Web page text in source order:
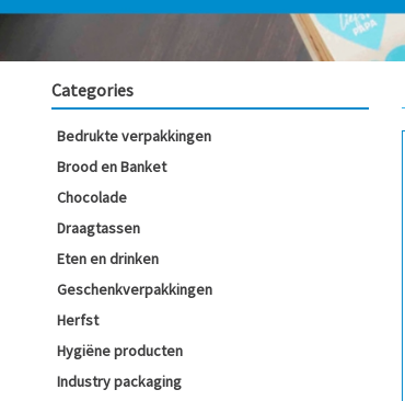
Categories
Bedrukte verpakkingen
Brood en Banket
Chocolade
Draagtassen
Eten en drinken
Geschenkverpakkingen
Herfst
Hygiëne producten
Industry packaging